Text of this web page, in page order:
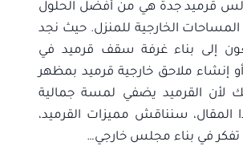
قرميد جدة هي من أفضل الحلول
الخارجية للمنزل. حيث نجد
إلى بناء غرفة سقف قرميد في
إنشاء ملاحق خارجية قرميد بمظهر
لأن القرميد يضفي لمسة جمالية
المقال، سنناقش مميزات القرميد،
تفكر في بناء مجلس خارجي…